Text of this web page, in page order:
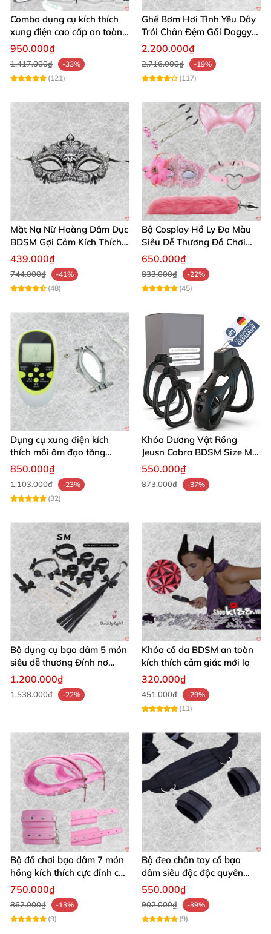
Combo dụng cụ kích thích
xung điện cao cấp an toàn
cho người lớn
950.000₫
1.417.000₫
-33%
(121)
Ghế Bơm Hơi Tình Yêu Dây
Trói Chân Đệm Gối Doggy
Nằm Sấp Kích Thích
2.200.000₫
2.716.000₫
-19%
(117)
Mặt Nạ Nữ Hoàng Dâm Dục
BDSM Gợi Cảm Kích Thích
Đam Mê Cuộc Yêu
439.000₫
744.000₫
-41%
(48)
Bộ Cosplay Hồ Ly Đa Màu
Siêu Dễ Thương Đồ Chơi
BDSM Hot
650.000₫
833.000₫
-22%
(45)
Dụng cụ xung điện kích
thích môi âm đạo tăng
khoái cảm an toàn
850.000₫
1.103.000₫
-23%
(32)
Khóa Dương Vật Rồng
Jeusn Cobra BDSM Size M
Cao Cấp
550.000₫
873.000₫ -37%
Bộ dụng cụ bạo dâm 5 món
siêu dễ thương Đính nơ
quyến rũ kích thích
1.200.000₫
1.538.000₫ -22%
Khóa cổ da BDSM an toàn
kích thích cảm giác mới lạ
320.000₫
451.000₫
-29%
(11)
Bộ đồ chơi bạo dâm 7 món
hồng kích thích cực đỉnh cho
đôi
750.000₫
862.000₫
-13%
(9)
Bộ đeo chân tay cổ bạo
dâm siêu độc độc quyền
thoả mãn
550.000₫
902.000₫
-39%
(9)